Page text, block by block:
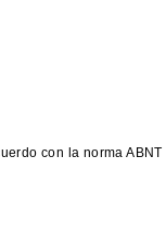
con la norma ABNT